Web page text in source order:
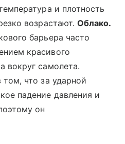
и плотность
возрастают. Облако.
барьера часто
красивого
вокруг самолета.
что за ударной
падение давления и
он